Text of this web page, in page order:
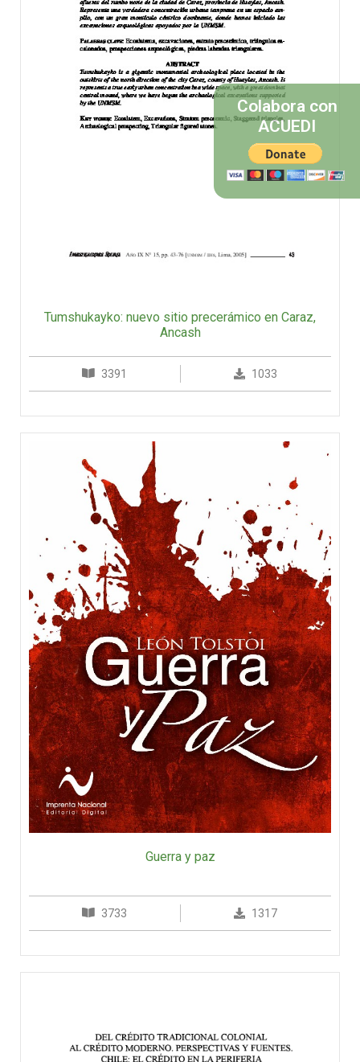
Tumshukayko: nuevo sitio precerámico en Caraz,
Ancash
3391 1033
Guerra y paz
3733 1317
Colabora con
ACUEDI